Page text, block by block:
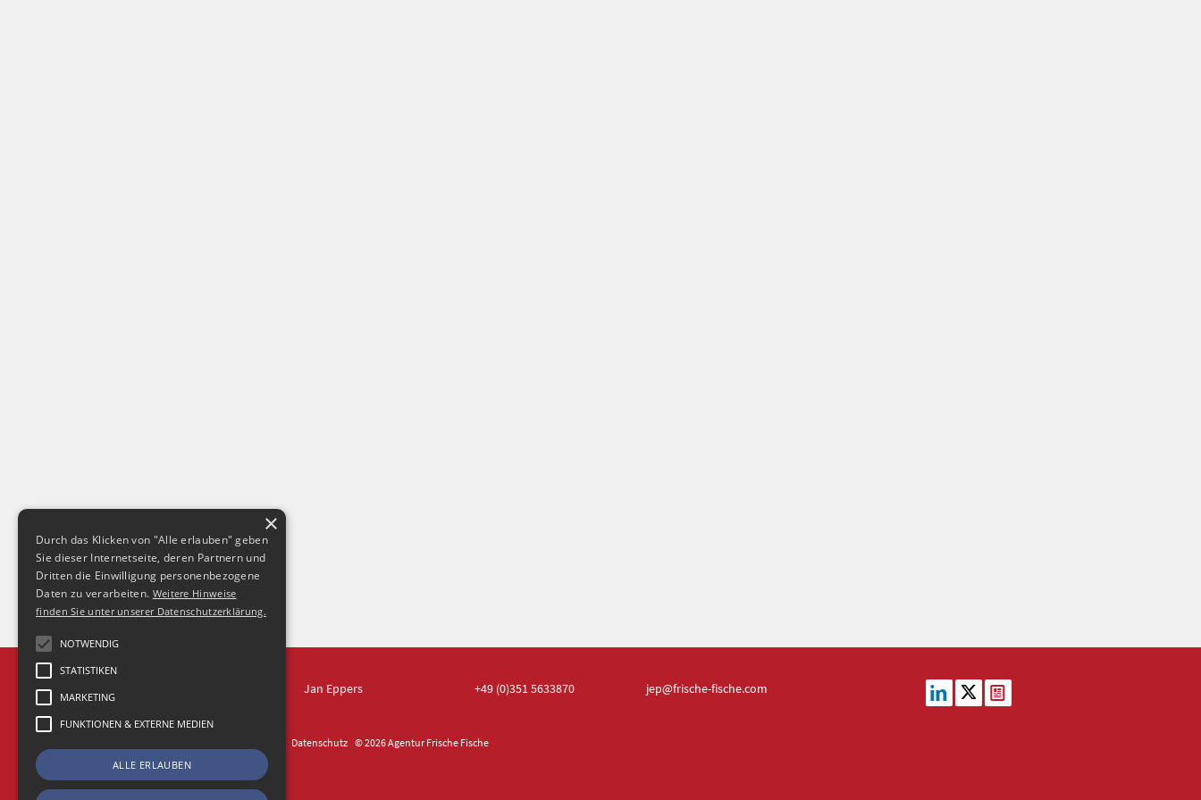
Jan Eppers +49 (0)3515633870 jep@frische-fische.com
Datenschutz © 2026 Agentur Frische Fische
×
Durch das Klicken von "Alle erlauben" geben
Sie dieser Internetseite, deren Partnern und
Dritten die Einwilligung personenbezogene
Daten zu verarbeiten. Weitere Hinweise
finden Sie unter unserer Datenschutzerklärung.
NOTWENDIG
STATISTIKEN
MARKETING
FUNKTIONEN & EXTERNE MEDIEN
ALLE ERLAUBEN